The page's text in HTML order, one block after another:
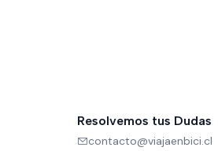
Resolvemos tus Dudas
contacto@viajaenbici.cl